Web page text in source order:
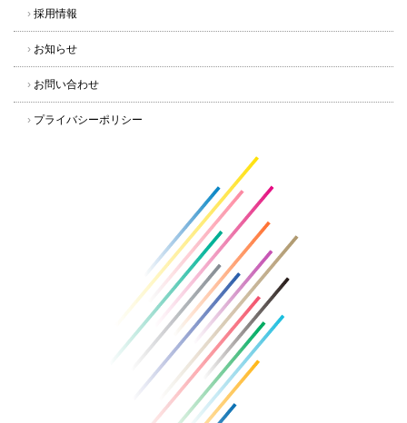
› 採用情報
› お知らせ
› お問い合わせ
› プライバシーポリシー